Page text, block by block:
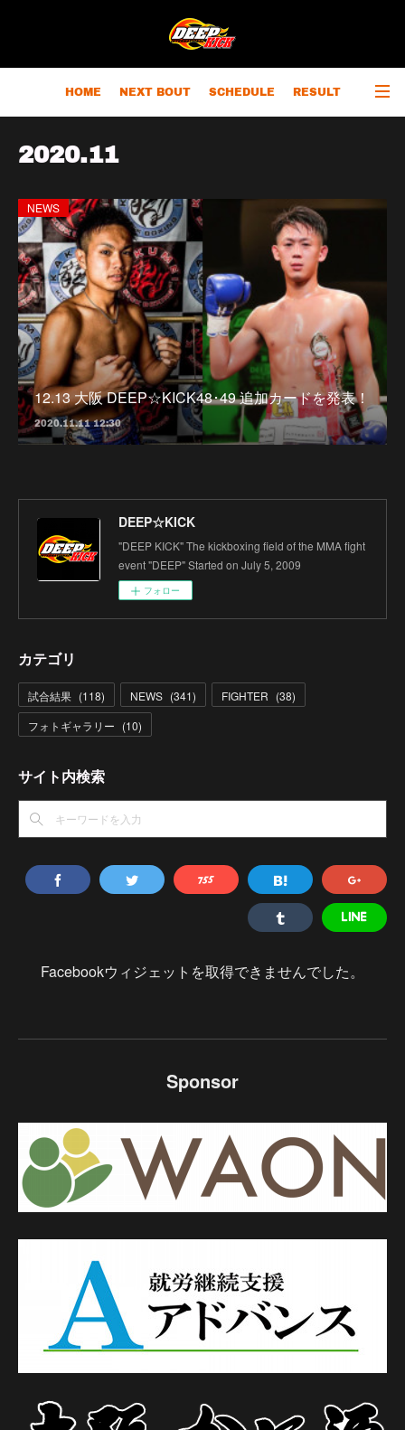
HOME NEXT BOUT SCHEDULE RESULT
2020.11
NEWS
12.13 大阪 DEEP☆KICK48･49 追加カードを発表！
2020.11.11 12:30
DEEP☆KICK
"DEEP KICK" The kickboxing field of the MMA fight
event "DEEP" Started on July 5, 2009
フォロー
カテゴリ
試合結果 (118) NEWS (341) FIGHTER (38)
フォトギャラリー (10)
サイト内検索
Facebookウィジェットを取得できませんでした。
Sponsor